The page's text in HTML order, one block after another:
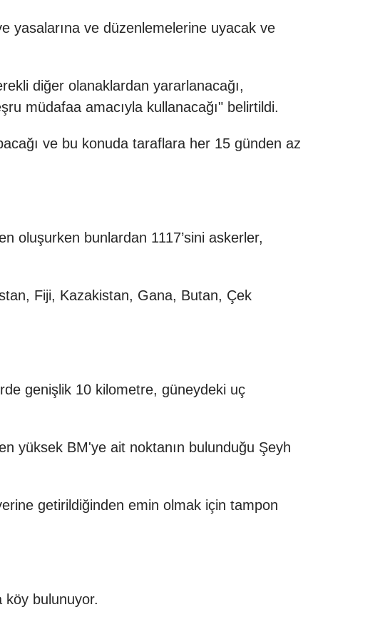
yasalarına ve düzenlemelerine uyacak ve
diğer olanaklardan yararlanacağı,
müdafaa amacıyla kullanacağı" belirtildi.
ve bu konuda taraflara her 15 günden az
oluşurken bunlardan 1117’sini askerler,
Fiji, Kazakistan, Gana, Butan, Çek
genişlik 10 kilometre, güneydeki uç
yüksek BM'ye ait noktanın bulunduğu Şeyh
getirildiğinden emin olmak için tampon
köy bulunuyor.